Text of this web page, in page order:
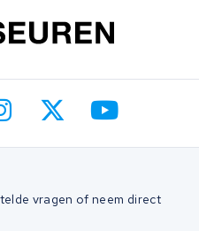
vragen of neem direct